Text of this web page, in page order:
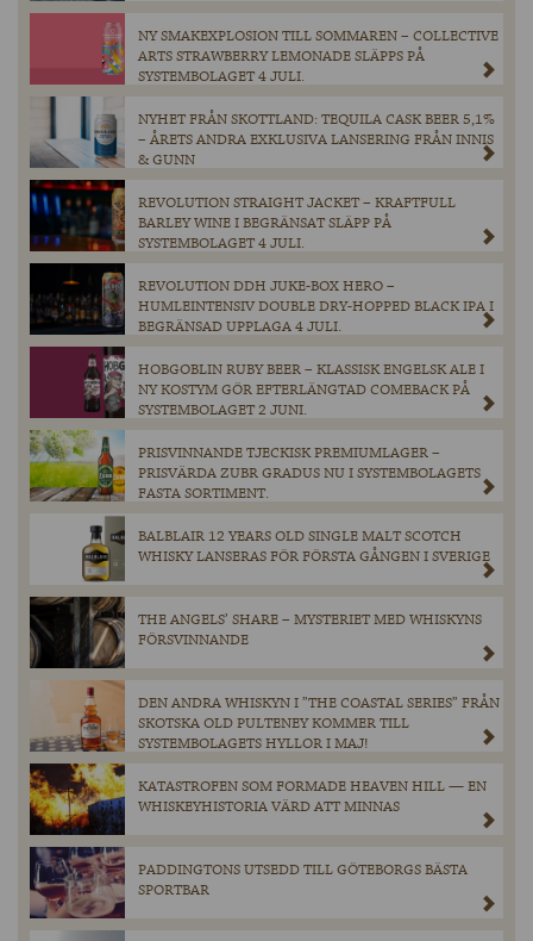
NY SMAKEXPLOSION TILL SOMMAREN – COLLECTIVE
ARTS STRAWBERRY LEMONADE SLÄPPS PÅ
SYSTEMBOLAGET 4 JULI.
NYHET FRÅN SKOTTLAND: TEQUILA CASK BEER 5,1%
– ÅRETS ANDRA EXKLUSIVA LANSERING FRÅN INNIS
& GUNN
REVOLUTION STRAIGHT JACKET – KRAFTFULL
BARLEY WINE I BEGRÄNSAT SLÄPP PÅ
SYSTEMBOLAGET 4 JULI.
REVOLUTION DDH JUKE-BOX HERO –
HUMLEINTENSIV DOUBLE DRY-HOPPED BLACK IPA I
BEGRÄNSAD UPPLAGA 4 JULI.
HOBGOBLIN RUBY BEER – KLASSISK ENGELSK ALE I
NY KOSTYM GÖR EFTERLÄNGTAD COMEBACK PÅ
SYSTEMBOLAGET 2 JUNI.
PRISVINNANDE TJECKISK PREMIUMLAGER –
PRISVÄRDA ZUBR GRADUS NU I SYSTEMBOLAGETS
FASTA SORTIMENT.
BALBLAIR 12 YEARS OLD SINGLE MALT SCOTCH
WHISKY LANSERAS FÖR FÖRSTA GÅNGEN I SVERIGE
THE ANGELS’ SHARE – MYSTERIET MED WHISKYNS
FÖRSVINNANDE
DEN ANDRA WHISKYN I ”THE COASTAL SERIES” FRÅN
SKOTSKA OLD PULTENEY KOMMER TILL
SYSTEMBOLAGETS HYLLOR I MAJ!
KATASTROFEN SOM FORMADE HEAVEN HILL — EN
WHISKEYHISTORIA VÄRD ATT MINNAS
PADDINGTONS UTSEDD TILL GÖTEBORGS BÄSTA
SPORTBAR